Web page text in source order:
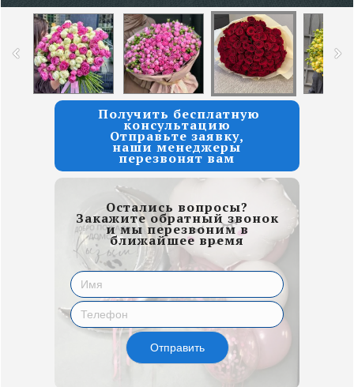
Получить бесплатную
консультацию
Отправьте заявку,
наши менеджеры
перезвонят вам
Остались вопросы?
Закажите обратный звонок
и мы перезвоним в
ближайшее время
Отправить